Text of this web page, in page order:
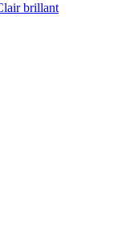
brillant